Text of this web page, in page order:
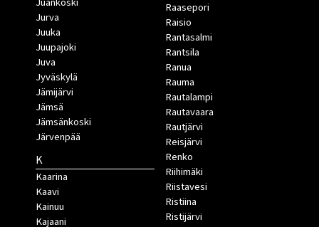
Jurva
Juuka
Juupajoki
Juva
Jyväskylä
Jämijärvi
Jämsä
Jämsänkoski
Järvenpää
K
Kaarina
Kaavi
Kainuu
Kajaani
Raasepori
Raisio
Rantasalmi
Rantsila
Ranua
Rauma
Rautalampi
Rautavaara
Rautjärvi
Reisjärvi
Renko
Riihimäki
Riistavesi
Ristiina
Ristijärvi